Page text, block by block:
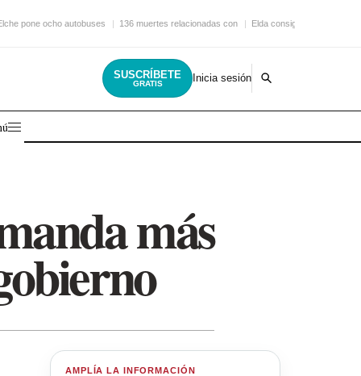
pone ocho autobuses 136 muertes relacionadas con Elda consigue una nueva
SUSCRÍBETE
GRATIS Inicia sesión
más
AMPLÍA LA INFORMACIÓN